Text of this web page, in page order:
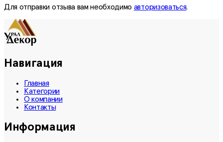
Для отправки отзыва вам необходимо авторизоваться.
Навигация
Главная
Категории
О компании
Контакты
Информация